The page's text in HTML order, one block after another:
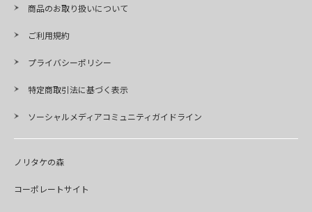
商品のお取り扱いについて
ご利用規約
プライバシーポリシー
特定商取引法に基づく表示
ソーシャルメディアコミュニティガイドライン
ノリタケの森
コーポレートサイト